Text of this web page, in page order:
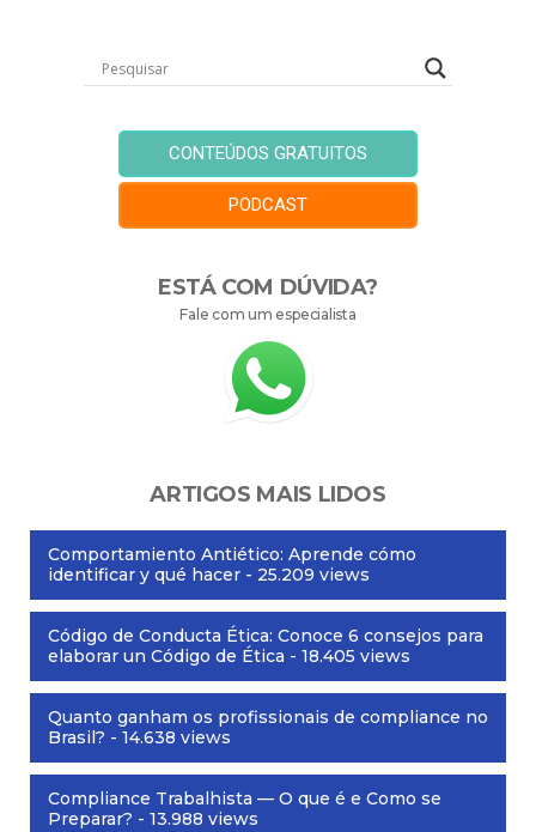
CONTEÚDOS GRATUITOS
PODCAST
ESTÁ COM DÚVIDA?
Fale com um especialista
ARTIGOS MAIS LIDOS
Comportamiento Antiético: Aprende cómo
identificar y qué hacer - 25.209 views
Código de Conducta Ética: Conoce 6 consejos para
elaborar un Código de Ética - 18.405 views
Quanto ganham os profissionais de compliance no
Brasil? - 14.638 views
Compliance Trabalhista — O que é e Como se
Preparar? - 13.988 views